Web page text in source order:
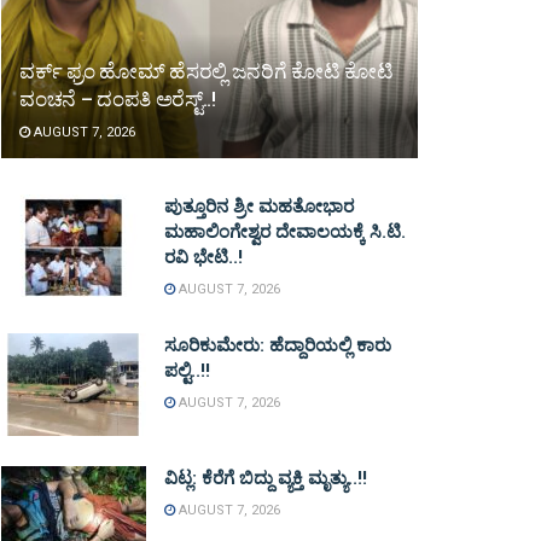
ವರ್ಕ್ ಫ್ರಂ ಹೋಮ್ ಹೆಸರಲ್ಲಿ ಜನರಿಗೆ ಕೋಟಿ ಕೋಟಿ
ವಂಚನೆ – ದಂಪತಿ ಅರೆಸ್ಟ್..!
AUGUST 7, 2026
ಪುತ್ತೂರಿನ ಶ್ರೀ ಮಹತೋಭಾರ
ಮಹಾಲಿಂಗೇಶ್ವರ ದೇವಾಲಯಕ್ಕೆ ಸಿ.ಟಿ.
ರವಿ ಭೇಟಿ..!
AUGUST 7, 2026
ಸೂರಿಕುಮೇರು: ಹೆದ್ದಾರಿಯಲ್ಲಿ ಕಾರು
ಪಲ್ಟಿ..!!
AUGUST 7, 2026
ವಿಟ್ಲ: ಕೆರೆಗೆ ಬಿದ್ದು ವ್ಯಕ್ತಿ ಮೃತ್ಯು..!!
AUGUST 7, 2026